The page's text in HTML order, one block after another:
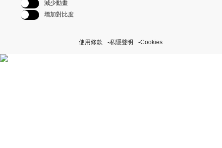
減少動畫
增加對比度
使用條款 私隱聲明 Cookies